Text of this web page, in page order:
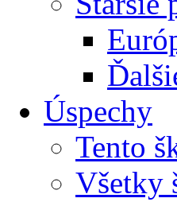
Úspechy
Tento
Všetky